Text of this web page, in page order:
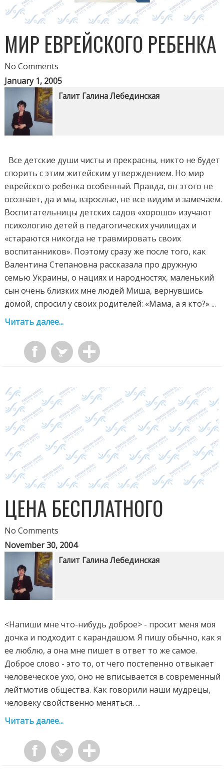
МИР ЕВРЕЙСКОГО РЕБЕНКА
No Comments
January 1, 2005
Галит Галина Лебединская
Все детские души чисты и прекрасны, никто не будет
спорить с этим житейским утверждением. Но мир
еврейского ребенка особенный. Правда, он этого не
осознает, да и мы, взрослые, не все видим и замечаем.
Воспитательницы детских садов «хорошо» изучают
психологию детей в педагогических училищах и
«стараются никогда не травмировать своих
воспитанников». Поэтому сразу же после того, как
Валентина Степановна рассказала про дружную
семью Украины, о нациях и народностях, маленький
сын очень близких мне людей Миша, вернувшись
домой, спросил у своих родителей: «Мама, а я кто?» ...
Читать далее...
ЦЕНА БЕСПЛАТНОГО
No Comments
November 30, 2004
Галит Галина Лебединская
<Напиши мне что-нибудь доброе> - просит меня моя
дочка и подходит с карандашом. Я пишу обычно, как я
ее люблю, а она мне пишет в ответ то же самое.
Доброе слово - это то, от чего постепенно отвыкает
человеческое ухо, оно не вписывается в современный
лейтмотив общества. Как говорили наши мудрецы,
человеку свойственно меняться. ...
Читать далее...